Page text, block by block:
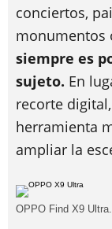
conciertos,
monumentos
siempre es
sujeto. En
recorte
herramienta
ampliar la
OPPO Find X9 Ultra.